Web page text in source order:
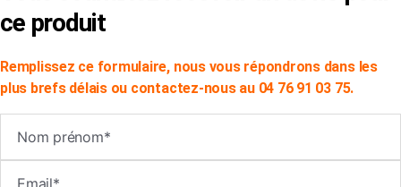
ce produit
Remplissez ce formulaire, nous vous répondrons dans les
plus brefs délais ou contactez-nous au 04 76 91 03 75.